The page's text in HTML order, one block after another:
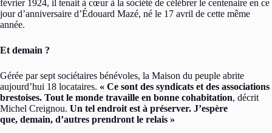
février 1924, il tenait à cœur à la société de célébrer le centenaire en ce
jour d’anniversaire d’Édouard Mazé, né le 17 avril de cette même
année.
Et demain ?
Gérée par sept sociétaires bénévoles, la Maison du peuple abrite
aujourd’hui 18 locataires. « Ce sont des syndicats et des associations
brestoises. Tout le monde travaille en bonne cohabitation, décrit
Michel Creignou. Un tel endroit est à préserver. J’espère
que, demain, d’autres prendront le relais »